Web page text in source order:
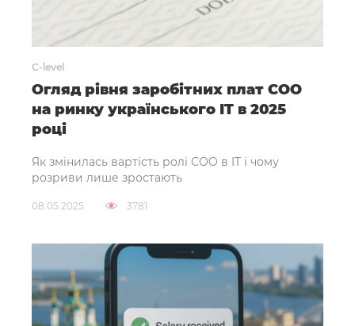
C-level
Огляд рівня заробітних плат СОО
на ринку українського IT в 2025
році
Як змінилась вартість ролі COO в IT і чому
розриви лише зростають
08.05.2025 3781